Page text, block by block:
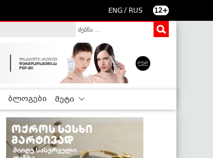
ENG / RUS 12+
ბლოგები მეტი